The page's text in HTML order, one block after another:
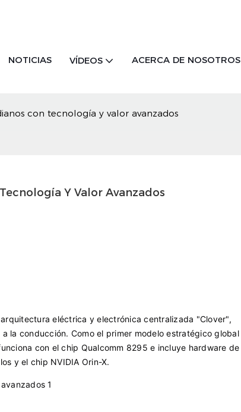
NOTICIAS VÍDEOS ACERCA DE NOSOTROS
con tecnología y valor avanzados
Y Valor Avanzados
eléctrica y electrónica centralizada "Clover",
la conducción. Como el primer modelo estratégico global
con el chip Qualcomm 8295 e incluye hardware de
y el chip NVIDIA Orin-X.